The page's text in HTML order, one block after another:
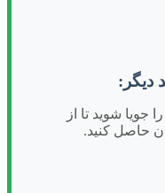
دیگر:
شوید تا از
حاصل کنید.